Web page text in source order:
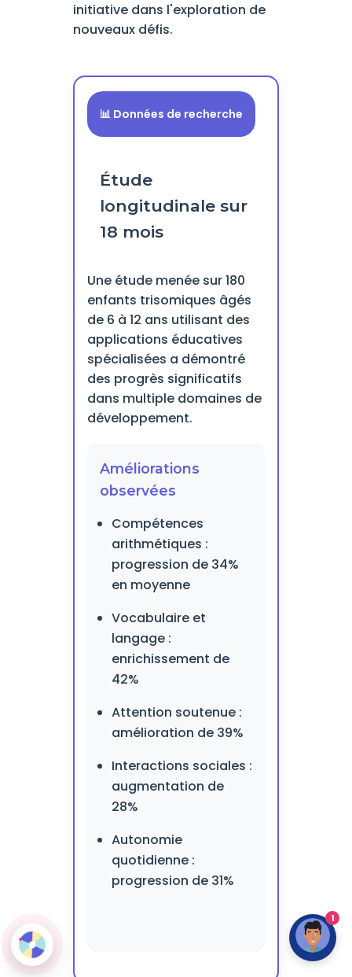
initiative dans l'exploration de
nouveaux défis.
📊 Données de recherche
Étude
longitudinale sur
18 mois
Une étude menée sur 180
enfants trisomiques âgés
de 6 à 12 ans utilisant des
applications éducatives
spécialisées a démontré
des progrès significatifs
dans multiple domaines de
développement.
Améliorations
observées
Compétences
arithmétiques :
progression de 34%
en moyenne
Vocabulaire et
langage :
enrichissement de
42%
Attention soutenue :
amélioration de 39%
Interactions sociales :
augmentation de
28%
Autonomie
quotidienne :
progression de 31%
1